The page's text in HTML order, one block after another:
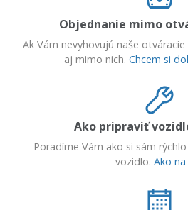
Objednanie mimo
Ak Vám nevyhovujú naše
aj mimo nich. Chcem si
Ako pripraviť
Poradíme Vám ako si sám
vozidlo. Ako